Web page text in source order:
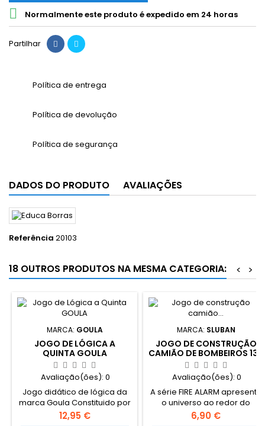
 Normalmente este produto é expedido em 24 horas
Partilhar
Política de entrega
Política de devolução
Política de segurança
DADOS DO PRODUTO AVALIAÇÕES
Referência 20103
18 OUTROS PRODUTOS NA MESMA CATEGORIA: >
<
MARCA: GOULA
JOGO DE LÓGICA A
QUINTA GOULA
Avaliação(ões): 0
Jogo didático de lógica da
marca Goula Constituido por
9 Peças em Madeira, um
Preço
12,95 €
MARCA: SLUBAN
JOGO DE CONSTRUÇÃO
CAMIÃO DE BOMBEIROS 136
PCS SLUBAN
Avaliação(ões): 0
A série FIRE ALARM apresenta
o universo ao redor do
Mundo dos Bombeiros de
Preço
6,90 €